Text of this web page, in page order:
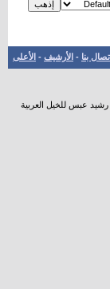
بنا - الأرشيف - الأعلى
رشيد عبس للخيل العربية